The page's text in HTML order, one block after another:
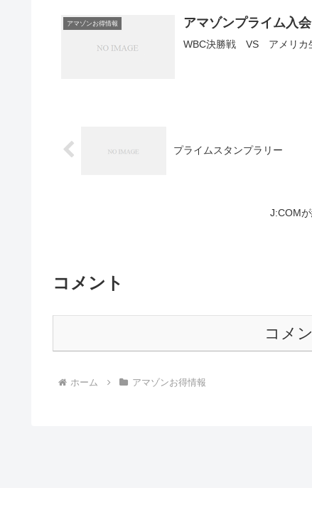
アマゾンお得情報 アマゾンプライム入会
WBC決勝戦 VS アメリカ
プライムスタンプラリー
J:COM
コメント
コメ
ホーム アマゾンお得情報